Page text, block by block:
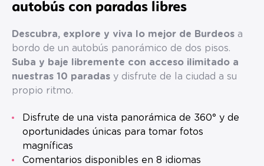
autobús con paradas libres
Descubra, explore y viva lo mejor de Burdeos a
bordo de un autobús panorámico de dos pisos.
Suba y baje libremente con acceso ilimitado a
nuestras 10 paradas y disfrute de la ciudad a su
propio ritmo.
Disfrute de una vista panorámica de 360° y de
oportunidades únicas para tomar fotos
magníficas
Comentarios disponibles en 8 idiomas